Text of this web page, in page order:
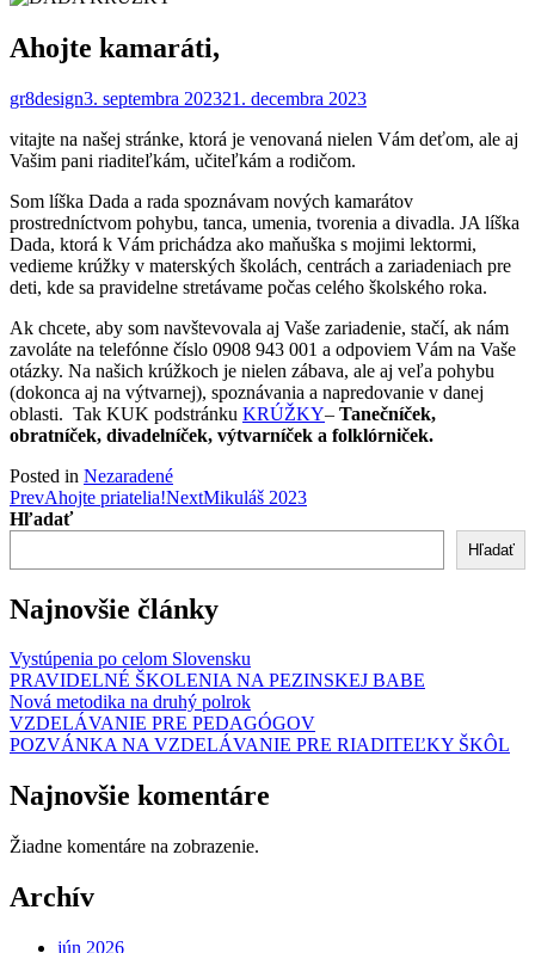
Ahojte kamaráti,
gr8design3. septembra 202321. decembra 2023
vitajte na našej stránke, ktorá je venovaná nielen Vám deťom, ale aj
Vašim pani riaditeľkám, učiteľkám a rodičom.
Som líška Dada a rada spoznávam nových kamarátov
prostredníctvom pohybu, tanca, umenia, tvorenia a divadla. JA líška
Dada, ktorá k Vám prichádza ako maňuška s mojimi lektormi,
vedieme krúžky v materských školách, centrách a zariadeniach pre
deti, kde sa pravidelne stretávame počas celého školského roka.
Ak chcete, aby som navštevovala aj Vaše zariadenie, stačí, ak nám
zavoláte na telefónne číslo 0908 943 001 a odpoviem Vám na Vaše
otázky. Na našich krúžkoch je nielen zábava, ale aj veľa pohybu
(dokonca aj na výtvarnej), spoznávania a napredovanie v danej
oblasti. Tak KUK podstránku KRÚŽKY– Tanečníček,
obratníček, divadelníček, výtvarníček a folklórniček.
Posted in Nezaradené
Post
navigation
PrevAhojte priatelia!NextMikuláš 2023
Hľadať
Hľadať
Najnovšie články
Vystúpenia po celom Slovensku
PRAVIDELNÉ ŠKOLENIA NA PEZINSKEJ BABE
Nová metodika na druhý polrok
VZDELÁVANIE PRE PEDAGÓGOV
POZVÁNKA NA VZDELÁVANIE PRE RIADITEĽKY ŠKÔL
Najnovšie komentáre
Žiadne komentáre na zobrazenie.
Archív
jún 2026